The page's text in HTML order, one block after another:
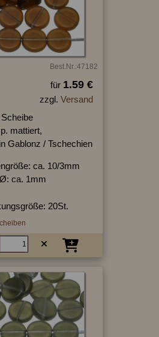
Best.Nr.:47182
für 1.59 €
zzgl. Versand
mattiert,
Gablonz / Tschechien
ca. 10/3mm
ca. 1mm
20St.